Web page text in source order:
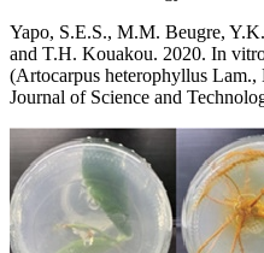
Yapo, S.E.S., M.M. Beugre,
and T.H. Kouakou. 2020. In
(Artocarpus heterophyllus Lam.,
Journal of Science and